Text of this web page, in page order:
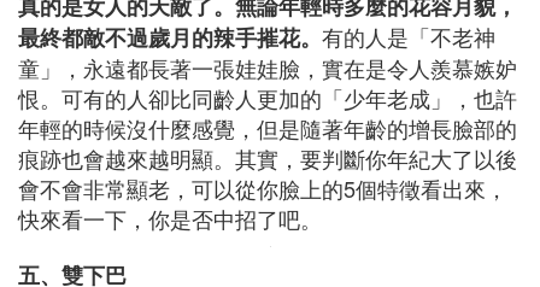
最終都敵不過歲月的辣手摧花。 有的人是「不老神
童」，永遠都長著一張娃娃臉，實在是令人羨慕嫉妒
恨。可有的人卻比同齡人更加的「少年老成」，也許
年輕的時候沒什麼感覺，但是隨著年齡的增長臉部的
痕跡也會越來越明顯。其實，要判斷你年紀大了以後
會不會非常顯老，可以從你臉上的5個特徵看出來，
快來看一下，你是否中招了吧。
五、雙下巴